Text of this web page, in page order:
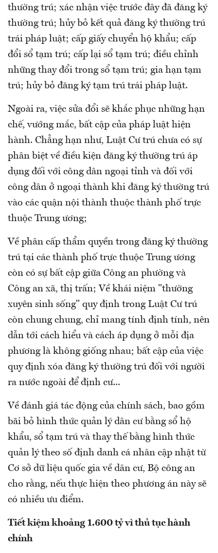
thường trú; xác nhận việc trước đây đã đăng ký
thường trú; hủy bỏ kết quả đăng ký thường trú
trái pháp luật; cấp giấy chuyển hộ khẩu; cấp
đổi sổ tạm trú; cấp lại sổ tạm trú; điều chỉnh
những thay đổi trong sổ tạm trú; gia hạn tạm
trú; hủy bỏ đăng ký tạm trú trái pháp luật.
Ngoài ra, việc sửa đổi sẽ khắc phục những hạn
chế, vướng mắc, bất cập của pháp luật hiện
hành. Chẳng hạn như, Luật Cư trú chưa có sự
phân biệt về điều kiện đăng ký thường trú áp
dụng đối với công dân ngoại tỉnh và đối với
công dân ở ngoại thành khi đăng ký thường trú
vào các quận nội thành thuộc thành phố trực
thuộc Trung ương;
Về phân cấp thẩm quyền trong đăng ký thường
trú tại các thành phố trực thuộc Trung ương
còn có sự bất cập giữa Công an phường và
Công an xã, thị trấn; Về khái niệm "thường
xuyên sinh sống" quy định trong Luật Cư trú
còn chung chung, chỉ mang tính định tính, nên
dẫn tới cách hiểu và cách áp dụng ở mỗi địa
phương là không giống nhau; bất cập của việc
quy định xóa đăng ký thường trú đối với người
ra nước ngoài để định cư...
Về đánh giá tác động của chính sách, bao gồm
bãi bỏ hình thức quản lý dân cư bằng sổ hộ
khẩu, sổ tạm trú và thay thế bằng hình thức
quản lý theo số định danh cá nhân cập nhật từ
Cơ sở dữ liệu quốc gia về dân cư, Bộ công an
cho rằng, nếu thực hiện theo phương án này sẽ
có nhiều ưu điểm.
Tiết kiệm khoảng 1.600 tỷ vì thủ tục hành
chính